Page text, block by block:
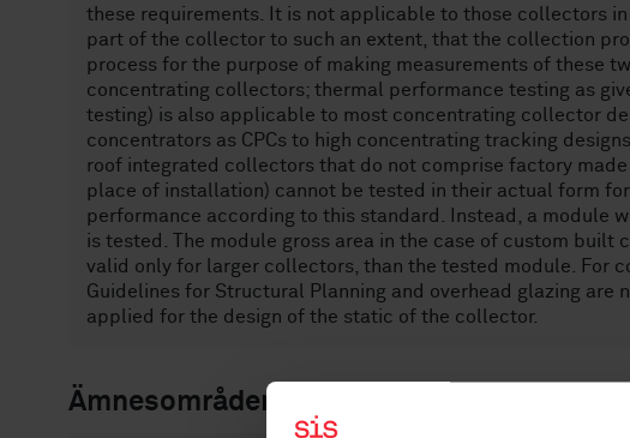
these requirements. It is not applicable to those collectors
part of the collector to such an extent, that the collection
process for the purpose of making measurements of these
concentrating collectors; thermal performance testing as
testing) is also applicable to most concentrating collector
concentrators as CPCs to high concentrating tracking
roof integrated collectors that do not comprise factory
place of installation) cannot be tested in their actual form
performance according to this standard. Instead, a module
is tested. The module gross area in the case of custom built
valid only for larger collectors, than the tested module. For
Guidelines for Structural Planning and overhead glazing are
applied for the design of the static of the collector.
Ämnesområden